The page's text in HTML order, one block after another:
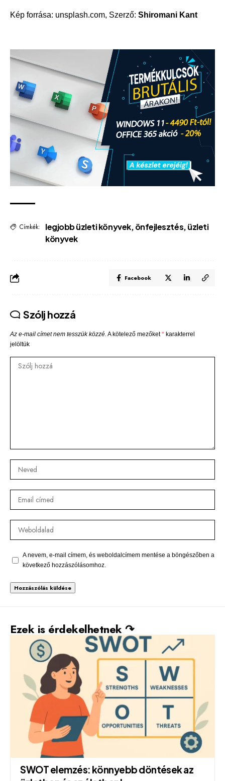
Kép forrása: unsplash.com, Szerző: Shiromani Kant
Címkék: legjobb üzleti könyvek,önfejlesztés,üzleti
könyvek
Facebook
Szólj hozzá
Az e-mail címet nem tesszük közzé. A kötelező mezőket* karakterrel
jelöltük
A nevem, e-mail címem, és weboldalcímem mentése a böngészőben a
következő hozzászólásomhoz.
Ezek is érdekelhetnek ↷
SWOT elemzés: könnyebb döntések az